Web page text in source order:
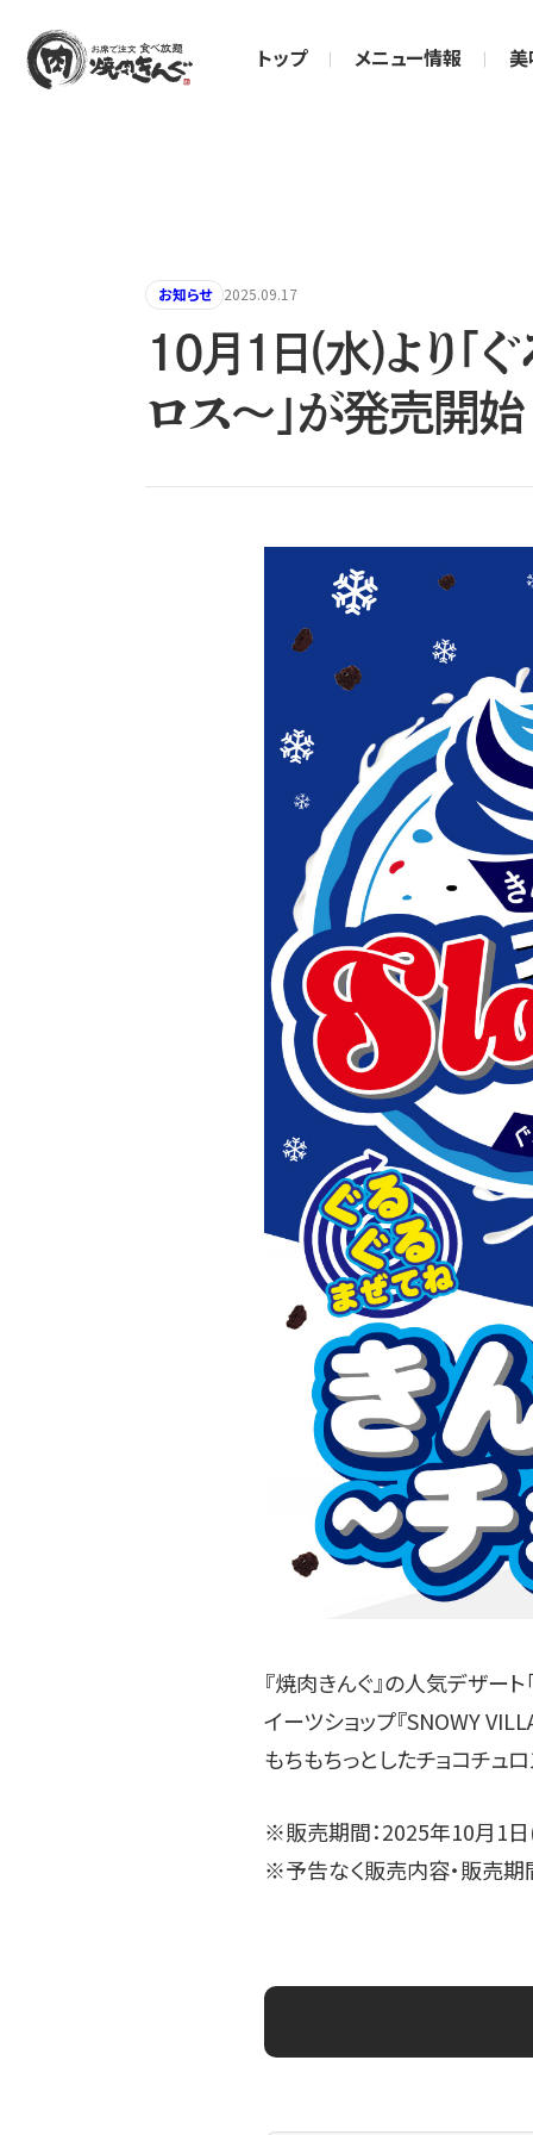
トップ メニュー情報 美
お知らせ 2025.09.17
10月1日(水)より「
ロス〜」が発売開始
『焼肉きんぐ』の人気デザー
イーツショップ『SNOWY
もちもちっとしたチョコチュ
※販売期間：2025年10月1
※予告なく販売内容・販売